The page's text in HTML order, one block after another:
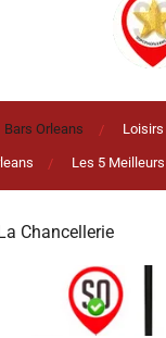
Bars Orleans Loisirs
Les 5 Meilleurs
Chancellerie